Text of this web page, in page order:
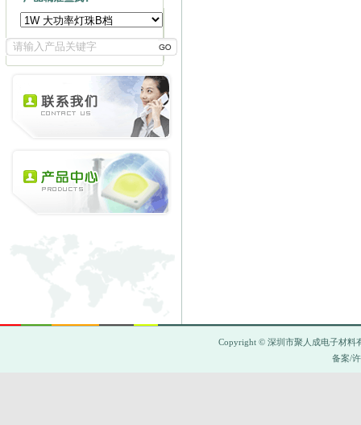
Copyright © 深圳市聚人成电子材料
备案/